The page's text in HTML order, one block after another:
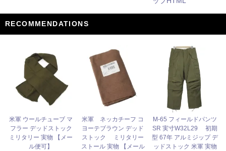
RECOMMENDATIONS
米軍 ウールチューブ マ
フラー デッドストック
ミリタリー 実物 【メー
ル便可】
米軍 ネッカチーフ コ
ヨーテブラウン デッド
ストック ミリタリー
ストール 実物 【メール
M-65 フィールドパンツ
SR 実寸W32L29 初期
型 67年 アルミジップ デ
ッドストック 米軍 実物